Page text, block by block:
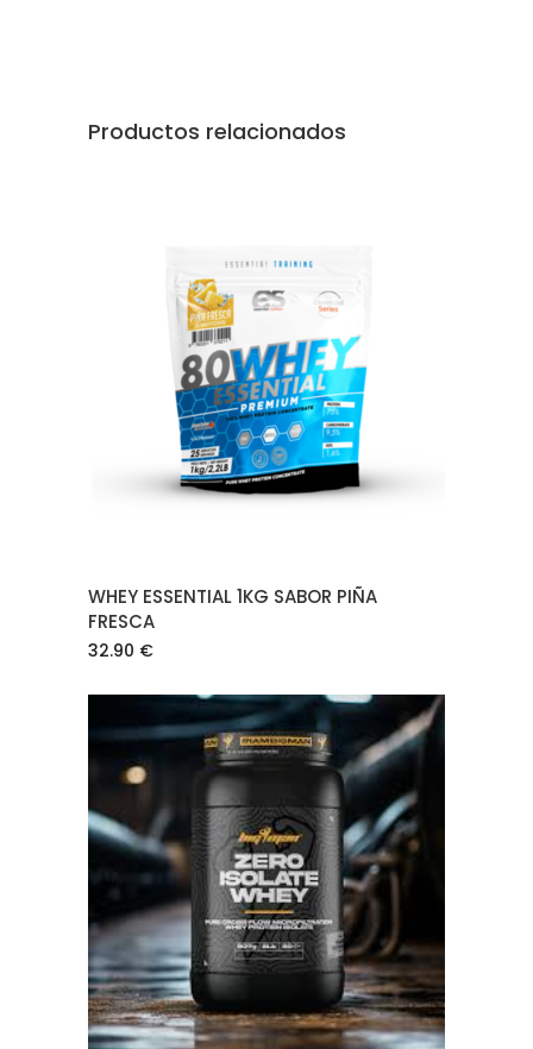
Productos relacionados
AÑADIR AL CARRITO
WHEY ESSENTIAL 1KG SABOR PIÑA
FRESCA
32.90 €
AÑADIR AL CARRITO